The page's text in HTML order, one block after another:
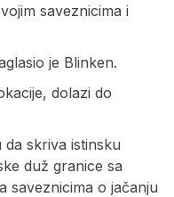
saveznicima i
je Blinken.
dolazi do
skriva istinsku
duž granice sa
saveznicima o jačanju